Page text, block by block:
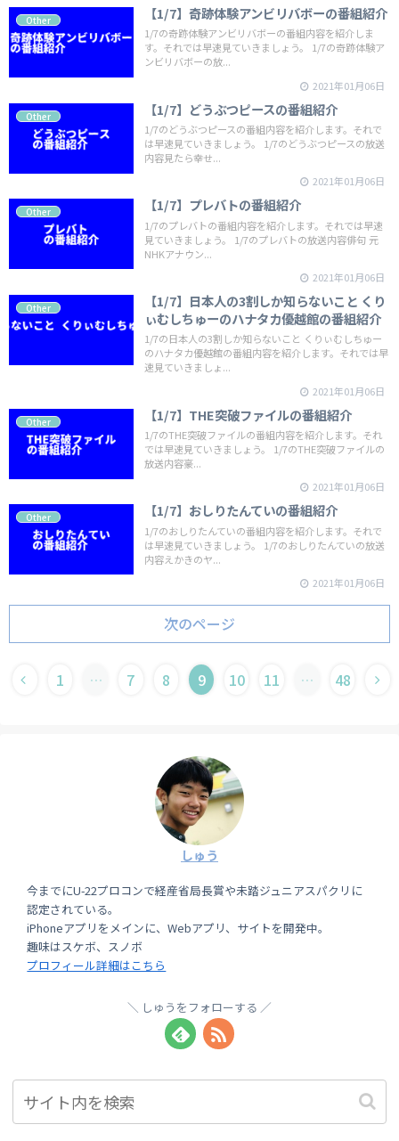
Other 【1/7】奇跡体験アンビリバボーの番組紹介
1/7の奇跡体験アンビリバボーの番組内容を紹介しま
す。それでは早速見ていきましょう。 1/7の奇跡体験ア
ンビリバボーの放...
2021年01月06日
Other 【1/7】どうぶつピースの番組紹介
1/7のどうぶつピースの番組内容を紹介します。それで
は早速見ていきましょう。 1/7のどうぶつピースの放送
内容見たら幸せ...
2021年01月06日
Other 【1/7】プレバトの番組紹介
1/7のプレバトの番組内容を紹介します。それでは早速
見ていきましょう。 1/7のプレバトの放送内容俳句 元
NHKアナウン...
2021年01月06日
Other
【1/7】日本人の3割しか知らないこと くり
ぃむしちゅーのハナタカ優越館の番組紹介
1/7の日本人の3割しか知らないこと くりぃむしちゅー
のハナタカ優越館の番組内容を紹介します。それでは早
速見ていきましょ...
2021年01月06日
Other 【1/7】THE突破ファイルの番組紹介
1/7のTHE突破ファイルの番組内容を紹介します。それ
では早速見ていきましょう。 1/7のTHE突破ファイルの
放送内容豪...
2021年01月06日
Other 【1/7】おしりたんていの番組紹介
1/7のおしりたんていの番組内容を紹介します。それで
は早速見ていきましょう。 1/7のおしりたんていの放送
内容えかきのヤ...
2021年01月06日
次のページ
1 … 7 8 9 10 11 … 48
しゅう
今までにU-22プロコンで経産省局長賞や未踏ジュニアスパクリに
認定されている。
iPhoneアプリをメインに、Webアプリ、サイトを開発中。
趣味はスケボ、スノボ
プロフィール詳細はこちら
しゅうをフォローする